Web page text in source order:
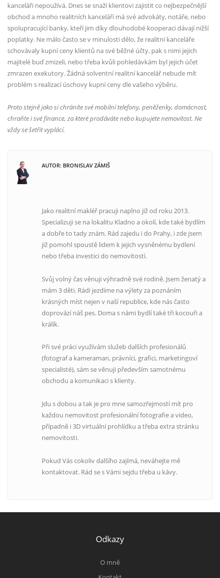
kanceláři nepoužívá. Dnes se snaží klientovi zajistit co nejbezpečnější
obchod a mnoho realitních kanceláří má své advokáty, notáře, nebo
spolupracující banky, kteří jim díky dlouhodobé kooperaci dávají nižší
poplatky. Ne málo často se v minulosti dělo, že realitní kanceláře
schovávaly kupní ceny klientů na své běžné účty, pak s nimi jejich
majitelé buď zmizeli, nebo třeba kvůli pohledávkám byl jejich účet
zmrazen exekutory. Žádná solventní realitní kancelář nebude mít
problém s realizací úschovy kupní ceny dle vašeho výběru.
Proto stejně jako si chráníte své mobilní telefony, peněženky, domácnost,
chraňte i své finance, za které prodáváte nebo kupujete nemovitost. Ne
vždy se šetřit vyplácí.
AUTOR: BRONISLAV ZÁMIŠ
Jako realitní makléř pracuji naplno již od roku 2013.
Specializuji se na lokalitu Kladno a okolí, kde také bydlím
a dobře to tady znám. Rád zajedu i do Prahy, i zde jsem
již pomohl spoustě lidem k jejich vysněnému bydlení
nebo třeba investici do nemovitostí.
Svůj volný čas věnuji výhradně své rodině. Jsem ženatý a
mám 3 děti. Rádi jezdíme na výlety za poznáním
krásných míst nejen v naší republice, kde nás často
doprovází náš pes. Doma s námi bydlí také tři kocouři a
králík.
Při své práci využívám služeb dalších profesionálů
(fotograf a kameraman, právníci, grafici, marketingoví
specialisté), sám se věnuji především samotnému
obchodu a komunikaci s klienty.
Jdu s dobou a tak je pro mne samozřejmostí mít pro
každou nemovitost profesionální fotografie a video,
případně i 3D virtuální prohlídku a třeba extra stránku
nemovitosti.
Pokud Vás cokoliv dalšího zajímá, neváhejte mě
kontaktovat. Rád se s Vámi sejdu třeba u kávy.
Odkazy
O mně